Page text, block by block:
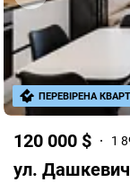
120 000 $ 1
ул.
ПЕРЕВІРЕНА